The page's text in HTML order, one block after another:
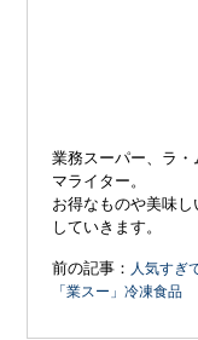
業務スーパー、ラ
マライター。
お得なものや美味
していきます。
前の記事： 人気すぎ
「業スー」冷凍食品